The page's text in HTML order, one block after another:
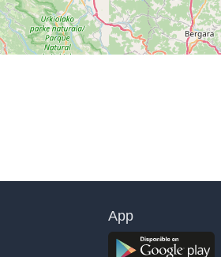
App